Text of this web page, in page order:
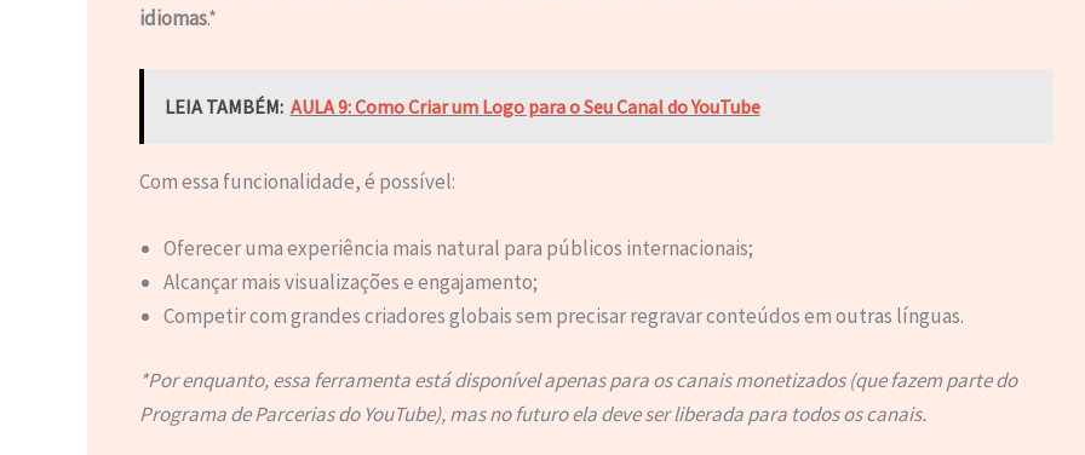
idiomas.*
LEIA TAMBÉM: AULA 9: Como Criar um Logo para o Seu Canal do YouTube
Com essa funcionalidade, é possível:
Oferecer uma experiência mais natural para públicos internacionais;
Alcançar mais visualizações e engajamento;
Competir com grandes criadores globais sem precisar regravar conteúdos em outras línguas.
*Por enquanto, essa ferramenta está disponível apenas para os canais monetizados (que fazem parte do
Programa de Parcerias do YouTube), mas no futuro ela deve ser liberada para todos os canais.